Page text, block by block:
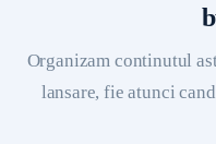
Organizam continutul
lansare, fie atunci